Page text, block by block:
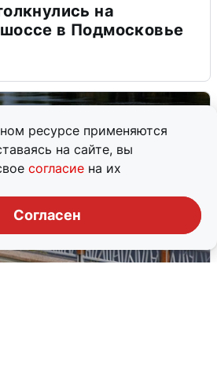
ресурсе применяются
на сайте, вы
согласие на их
Согласен
на
в Подмосковье